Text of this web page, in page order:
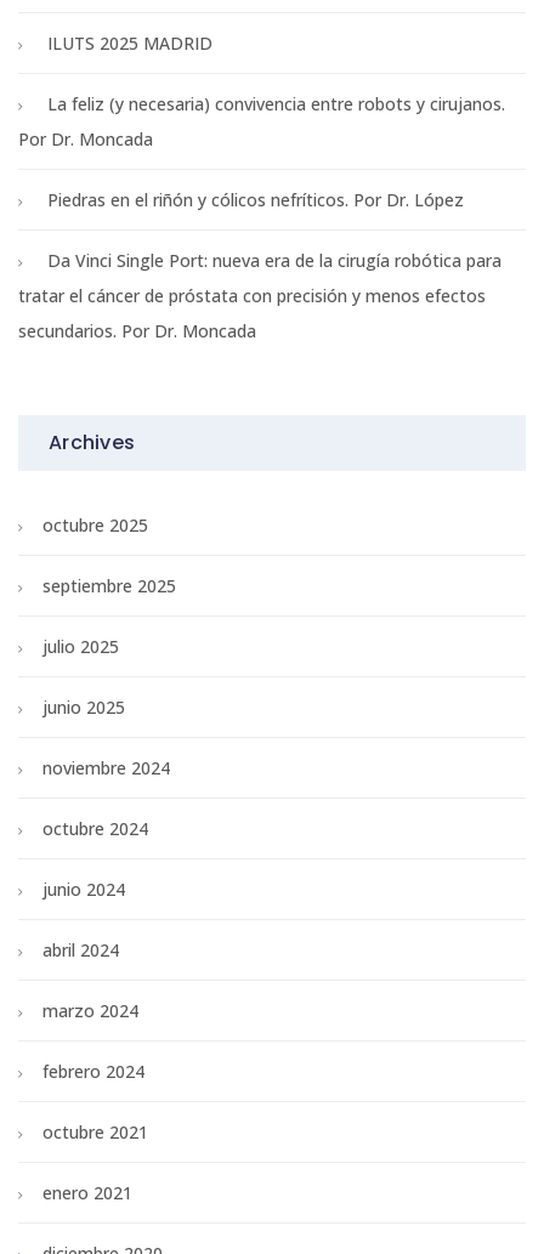
ILUTS 2025 MADRID
La feliz (y necesaria) convivencia entre robots y cirujanos.
Por Dr. Moncada
Piedras en el riñón y cólicos nefríticos. Por Dr. López
Da Vinci Single Port: nueva era de la cirugía robótica para
tratar el cáncer de próstata con precisión y menos efectos
secundarios. Por Dr. Moncada
Archives
octubre 2025
septiembre 2025
julio 2025
junio 2025
noviembre 2024
octubre 2024
junio 2024
abril 2024
marzo 2024
febrero 2024
octubre 2021
enero 2021